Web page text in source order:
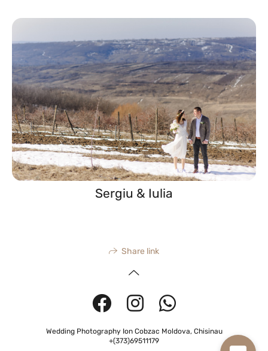
Sergiu & Iulia
Share link
Wedding Photography Ion Cobzac Moldova, Chisinau
+(373)69511179